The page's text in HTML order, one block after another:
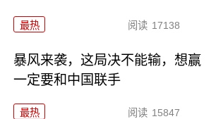
最热 阅读 17138
暴风来袭，这局决不能输，想赢
一定要和中国联手
最热 阅读 15847